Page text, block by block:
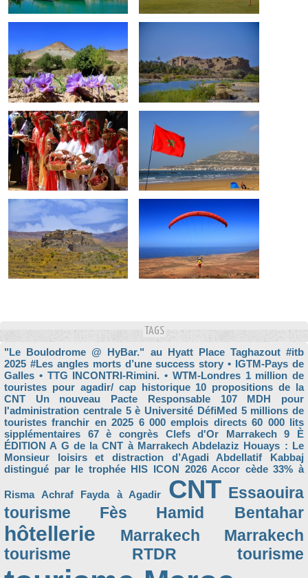
TAGS
"Le Boulodrome @ HyBar." au Hyatt Place Taghazout #itb
2025 #Les angles morts d’une success story • IGTM-Pays de
Galles • TTG INCONTRI-Rimini. • WTM-Londres 1 million de
touristes pour agadir/ cap historique 10 propositions de la
CNT Un nouveau Pacte Responsable
107 MDH pour
l'administration centrale 5 è Université DéfiMed 5 millions de
touristes franchir en 2025 6 000 emplois directs 60 000 lits
sipplémentaires
67 è congrès Clefs d'Or Marrakech
9 È
ÉDITION A G de la CNT à Marrakech Abdelaziz Houays : Le
Monsieur loisirs et distraction d’Agadi
Abdellatif Kabbaj
distingué par le trophée HIS ICON 2026 Accor cède 33% à
Risma Achraf Fayda à Agadir CNT Essaouira
tourisme
Fès Hamid Bentahar
hôtellerie Marrakech
Marrakech
tourisme
RTDR tourisme